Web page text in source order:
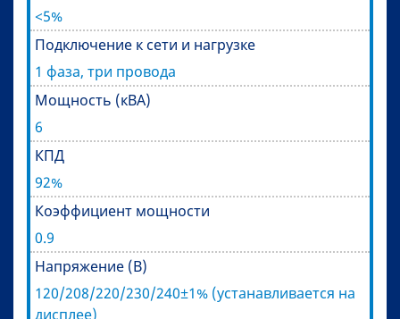
<5%
Подключение к сети и нагрузке
1 фаза, три провода
Мощность (кВА)
6
КПД
92%
Коэффициент мощности
0.9
Напряжение (В)
120/208/220/230/240±1% (устанавливается на
дисплее)